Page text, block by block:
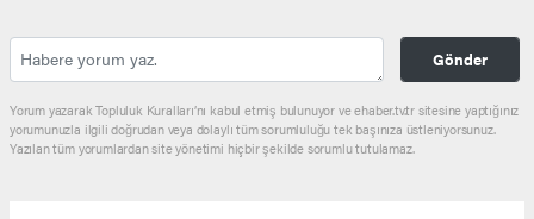
Gönder
Yorum yazarak Topluluk Kuralları’nı kabul etmiş bulunuyor ve ehaber.tv.tr sitesine yaptığınız
yorumunuzla ilgili doğrudan veya dolaylı tüm sorumluluğu tek başınıza üstleniyorsunuz.
Yazılan tüm yorumlardan site yönetimi hiçbir şekilde sorumlu tutulamaz.